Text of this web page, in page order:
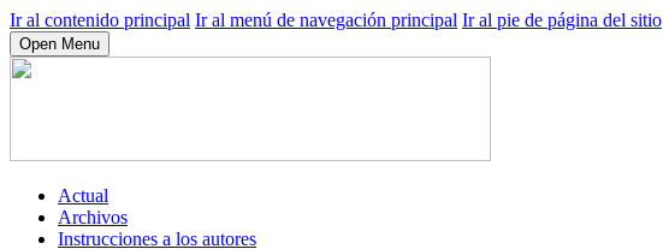
Ir al contenido principal Ir al menú de navegación principal Ir al pie de página del sitio
Open Menu
Actual
Archivos
Instrucciones a los autores